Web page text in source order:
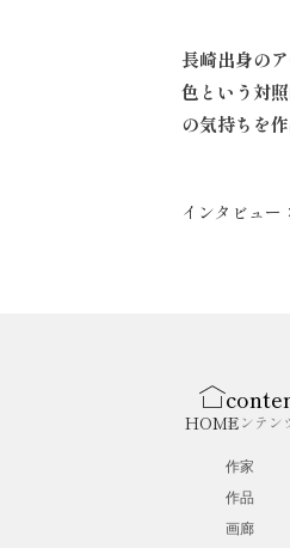
長崎出身の
色という対
の気持ちを
インタビュ
HOMEコンテン
作家
作品
画廊